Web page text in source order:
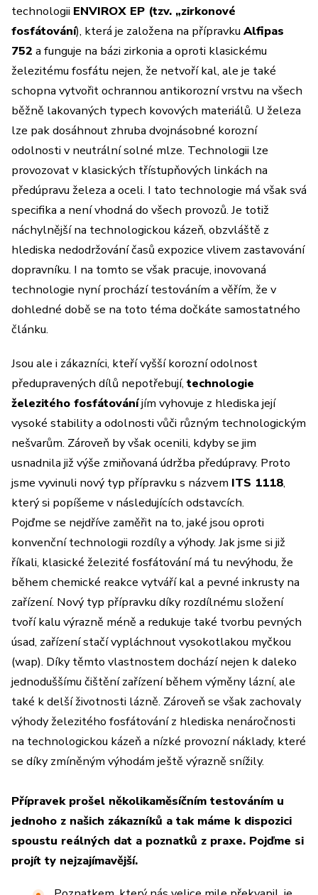
technologii ENVIROX EP (tzv. „zirkonové
fosfátování), která je založena na přípravku Alfipas
752 a funguje na bázi zirkonia a oproti klasickému
železitému fosfátu nejen, že netvoří kal, ale je také
schopna vytvořit ochrannou antikorozní vrstvu na všech
běžně lakovaných typech kovových materiálů. U železa
lze pak dosáhnout zhruba dvojnásobné korozní
odolnosti v neutrální solné mlze. Technologii lze
provozovat v klasických třístupňových linkách na
předúpravu železa a oceli. I tato technologie má však svá
specifika a není vhodná do všech provozů. Je totiž
náchylnější na technologickou kázeň, obzvláště z
hlediska nedodržování časů expozice vlivem zastavování
dopravníku. I na tomto se však pracuje, inovovaná
technologie nyní prochází testováním a věřím, že v
dohledné době se na toto téma dočkáte samostatného
článku.
Jsou ale i zákazníci, kteří vyšší korozní odolnost
předupravených dílů nepotřebují, technologie
železitého fosfátováníjím vyhovuje z hlediska její
vysoké stability a odolnosti vůči různým technologickým
nešvarům. Zároveň by však ocenili, kdyby se jim
usnadnila již výše zmiňovaná údržba předúpravy. Proto
jsme vyvinuli nový typ přípravku s názvem ITS 1118,
který si popíšeme v následujících odstavcích.
Pojďme se nejdříve zaměřit na to, jaké jsou oproti
konvenční technologii rozdíly a výhody. Jak jsme si již
říkali, klasické železité fosfátování má tu nevýhodu, že
během chemické reakce vytváří kal a pevné inkrusty na
zařízení. Nový typ přípravku díky rozdílnému složení
tvoří kalu výrazně méně a redukuje také tvorbu pevných
úsad, zařízení stačí vypláchnout vysokotlakou myčkou
(wap). Díky těmto vlastnostem dochází nejen k daleko
jednoduššímu čištění zařízení během výměny lázní, ale
také k delší životnosti lázně. Zároveň se však zachovaly
výhody železitého fosfátování z hlediska nenáročnosti
na technologickou kázeň a nízké provozní náklady, které
se díky zmíněným výhodám ještě výrazně snížily.
Přípravek prošel několikaměsíčním testováním u
jednoho z našich zákazníků a tak máme k dispozici
spoustu reálných dat a poznatků z praxe. Pojďme si
projít ty nejzajímavější.